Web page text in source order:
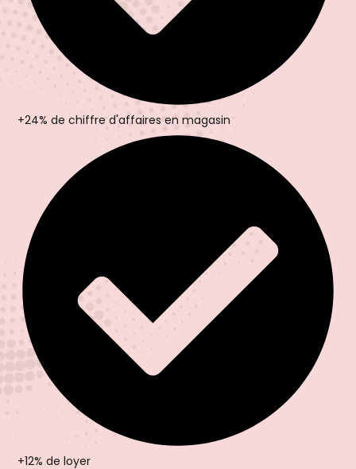
+24% de chiffre d'affaires en magasin
+12% de loyer